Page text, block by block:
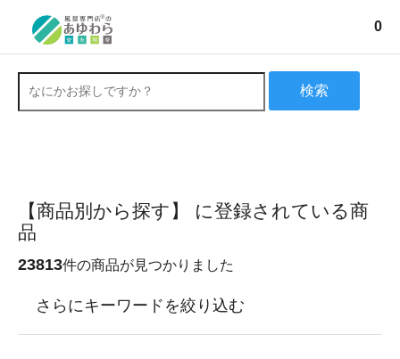
0
検索
【商品別から探す】 に登録されている商
品
23813件の商品が見つかりました
さらにキーワードを絞り込む